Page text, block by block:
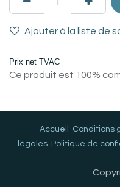
Ajouter à la liste de
Prix net TVAC
Ce produit est 100%
Accueil Conditions
légales Politique de